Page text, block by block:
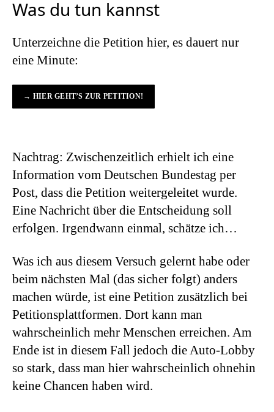
Was du tun kannst
Unterzeichne die Petition hier, es dauert nur
eine Minute:
→ HIER GEHT’S ZUR PETITION!
Nachtrag: Zwischenzeitlich erhielt ich eine
Information vom Deutschen Bundestag per
Post, dass die Petition weitergeleitet wurde.
Eine Nachricht über die Entscheidung soll
erfolgen. Irgendwann einmal, schätze ich…
Was ich aus diesem Versuch gelernt habe oder
beim nächsten Mal (das sicher folgt) anders
machen würde, ist eine Petition zusätzlich bei
Petitionsplattformen. Dort kann man
wahrscheinlich mehr Menschen erreichen. Am
Ende ist in diesem Fall jedoch die Auto-Lobby
so stark, dass man hier wahrscheinlich ohnehin
keine Chancen haben wird.